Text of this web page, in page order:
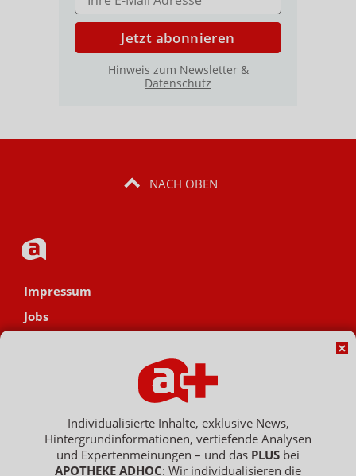
Jetzt abonnieren
Hinweis zum Newsletter &
Datenschutz
NACH OBEN
Impressum
Jobs
Hinweisgebersystem
Vertrag widerrufen
Individualisierte Inhalte, exklusive News,
Hintergrundinformationen, vertiefende Analysen
und Expertenmeinungen – und das PLUS bei
APOTHEKE ADHOC: Wir individualisieren die